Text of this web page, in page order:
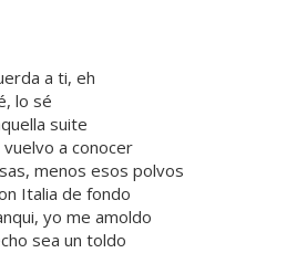
a ti, eh
lo sé
suite
a conocer
menos esos polvos
Italia de fondo
yo me amoldo
sea un toldo